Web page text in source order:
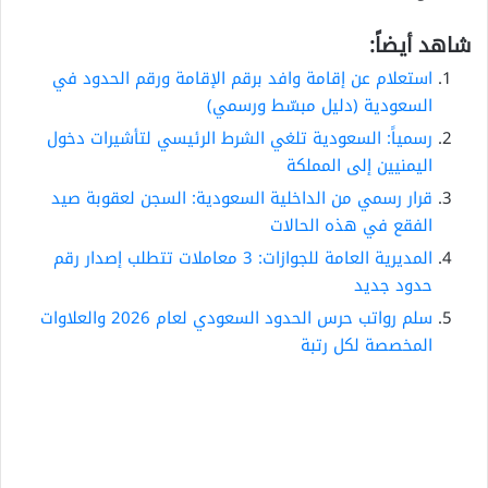
شاهد أيضاً:
استعلام عن إقامة وافد برقم الإقامة ورقم الحدود في
السعودية (دليل مبسّط ورسمي)
رسمياً: السعودية تلغي الشرط الرئيسي لتأشيرات دخول
اليمنيين إلى المملكة
قرار رسمي من الداخلية السعودية: السجن لعقوبة صيد
الفقع في هذه الحالات
المديرية العامة للجوازات: 3 معاملات تتطلب إصدار رقم
حدود جديد
سلم رواتب حرس الحدود السعودي لعام 2026 والعلاوات
المخصصة لكل رتبة